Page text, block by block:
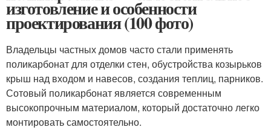
изготовление и особенности
проектирования (100 фото)
Владельцы частных домов часто стали применять
поликарбонат для отделки стен, обустройства козырьков
крыш над входом и навесов, создания теплиц, парников.
Сотовый поликарбонат является современным
высокопрочным материалом, который достаточно легко
монтировать самостоятельно.